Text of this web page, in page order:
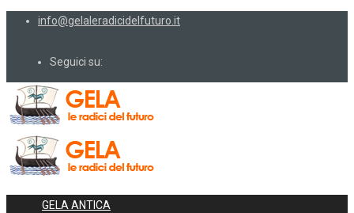
info@gelaleradicidelfuturo.it
Seguici su:
GELA ANTICA